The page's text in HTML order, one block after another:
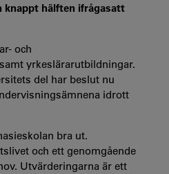
knappt hälften ifrågasatt
och
yrkeslärarutbildningar.
del har beslut nu
idrott
bra ut.
och ett genomgående
Utvärderingarna är ett